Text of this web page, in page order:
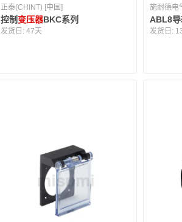
正泰(CHINT) [中国]
控制 变压器BKC系列
发货日:47天
施耐德电
ABL8导
发货日: